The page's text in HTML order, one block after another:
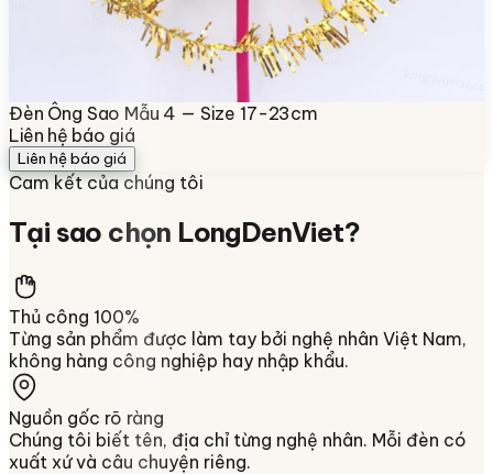
Đèn Ông Sao Mẫu 4 — Size 17-23cm
Liên hệ báo giá
Liên hệ báo giá
Cam kết của chúng tôi
Tại sao chọn LongDenViet?
Thủ công 100%
Từng sản phẩm được làm tay bởi nghệ nhân Việt Nam,
không hàng công nghiệp hay nhập khẩu.
Nguồn gốc rõ ràng
Chúng tôi biết tên, địa chỉ từng nghệ nhân. Mỗi đèn có
xuất xứ và câu chuyện riêng.